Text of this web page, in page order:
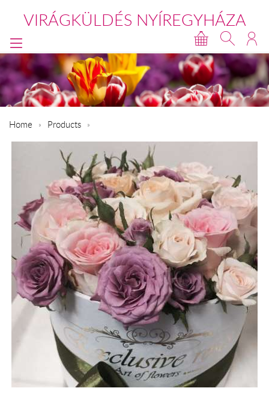
VIRÁGKÜLDÉS NYÍREGYHÁZA
Home Products